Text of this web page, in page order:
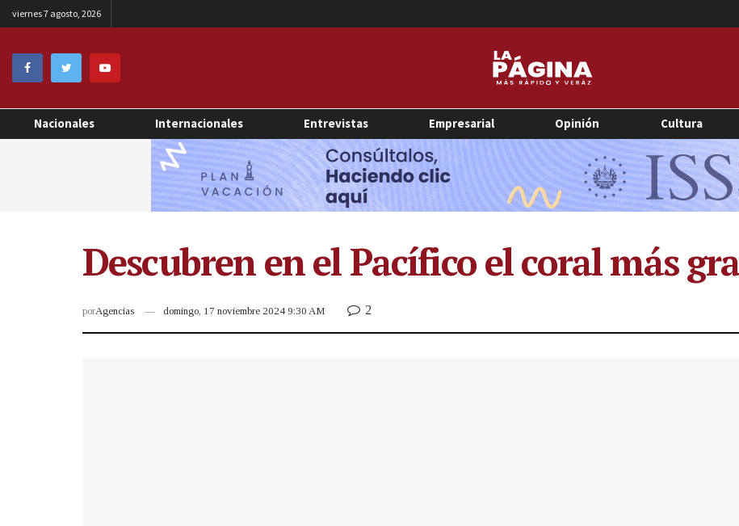
viernes 7 agosto, 2026
Nacionales Internacionales Entrevistas Empresarial Opinión Cultura
Descubren en el Pacífico el coral más
porAgencias domingo, 17 noviembre 2024 9:30 AM 2